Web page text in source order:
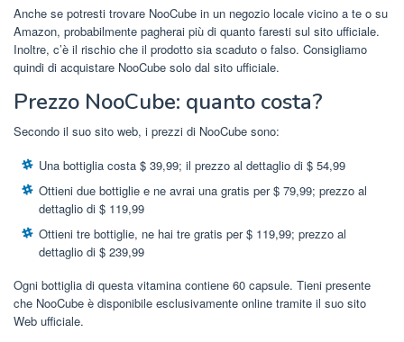
Anche se potresti trovare NooCube in un negozio locale vicino a te o su
Amazon, probabilmente pagherai più di quanto faresti sul sito ufficiale.
Inoltre, c’è il rischio che il prodotto sia scaduto o falso. Consigliamo
quindi di acquistare NooCube solo dal sito ufficiale.
Prezzo NooCube: quanto costa?
Secondo il suo sito web, i prezzi di NooCube sono:
Una bottiglia costa $ 39,99; il prezzo al dettaglio di $ 54,99
Ottieni due bottiglie e ne avrai una gratis per $ 79,99; prezzo al
dettaglio di $ 119,99
Ottieni tre bottiglie, ne hai tre gratis per $ 119,99; prezzo al
dettaglio di $ 239,99
Ogni bottiglia di questa vitamina contiene 60 capsule. Tieni presente
che NooCube è disponibile esclusivamente online tramite il suo sito
Web ufficiale.